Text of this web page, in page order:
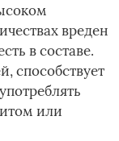
вреден
в составе.
способствует
или